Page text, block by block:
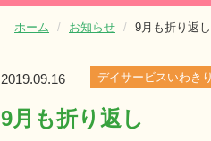
ホーム お知らせ 9月も折り返し
2019.09.16 デイサービスいわきり
9月も折り返し